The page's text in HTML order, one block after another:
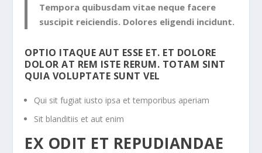
Tempora quibusdam vitae neque facere
suscipit reiciendis. Dolores eligendi incidunt.
OPTIO ITAQUE AUT ESSE ET. ET DOLORE
DOLOR AT REM ISTE RERUM. TOTAM SINT
QUIA VOLUPTATE SUNT VEL
Qui sit fugiat iusto ipsa et temporibus aperiam
Sit blanditiis et aut enim
EX ODIT ET REPUDIANDAE